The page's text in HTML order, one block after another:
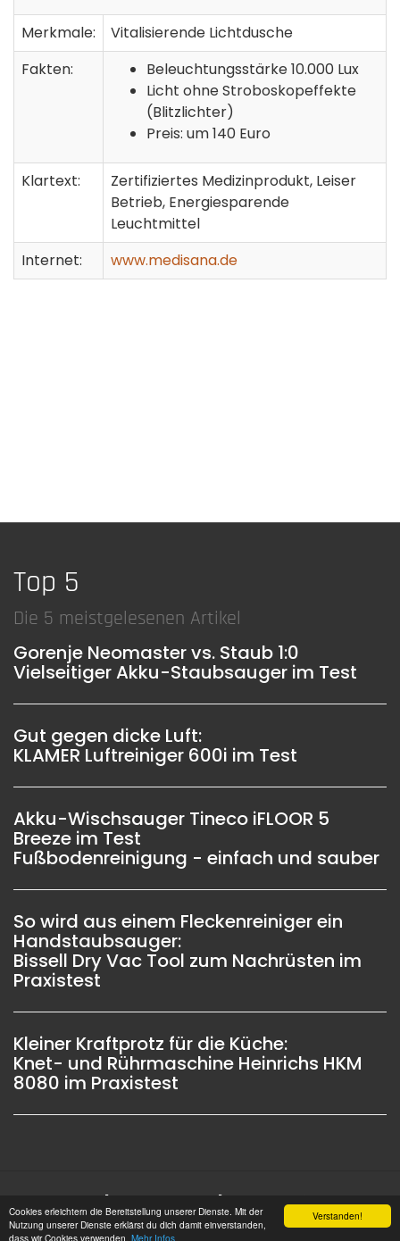
Verstanden!
Cookies erleichtern die Bereitstellung unserer Dienste. Mit der
Nutzung unserer Dienste erklärst du dich damit einverstanden,
dass wir Cookies verwenden. Mehr Infos
Merkmale:
Vitalisierende Lichtdusche
Fakten:
Beleuchtungsstärke 10.000 Lux
Licht ohne Stroboskopeffekte
(Blitzlichter)
Preis: um 140 Euro
Klartext:
Zertifiziertes Medizinprodukt, Leiser
Betrieb, Energiesparende
Leuchtmittel
Internet:
www.medisana.de
Top 5
Die 5 meistgelesenen Artikel
Gorenje Neomaster vs. Staub 1:0
Vielseitiger Akku-Staubsauger im Test
Gut gegen dicke Luft:
KLAMER Luftreiniger 600i im Test
Akku-Wischsauger Tineco iFLOOR 5
Breeze im Test
Fußbodenreinigung - einfach und sauber
So wird aus einem Fleckenreiniger ein
Handstaubsauger:
Bissell Dry Vac Tool zum Nachrüsten im
Praxistest
Kleiner Kraftprotz für die Küche:
Knet- und Rührmaschine Heinrichs HKM
8080 im Praxistest
Impressum | Datenschutz |
Copyright © 2006 -
2026 OSW-Medien GmbH Alle Rechte vorbehalten